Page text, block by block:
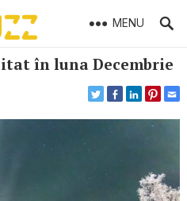
MENU
în luna Decembrie